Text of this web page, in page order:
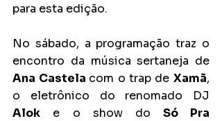
para esta edição.
No sábado, a programação traz o
Ana Castela com o trap de Xamã,
Alok e o show do Só Pra